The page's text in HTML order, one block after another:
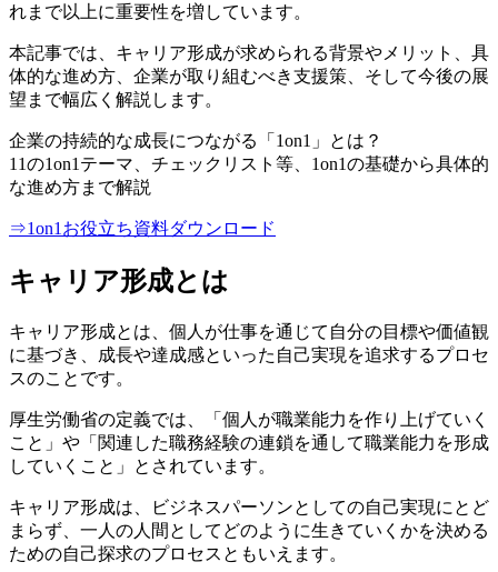
れまで以上に重要性を増しています。
本記事では、キャリア形成が求められる背景やメリット、具
体的な進め方、企業が取り組むべき支援策、そして今後の展
望まで幅広く解説します。
企業の持続的な成長につながる「1on1」とは？
11の1on1テーマ、チェックリスト等、1on1の基礎から具体的
な進め方まで解説
⇒1on1お役立ち資料ダウンロード
キャリア形成とは
キャリア形成とは、個人が仕事を通じて自分の目標や価値観
に基づき、成長や達成感といった自己実現を追求するプロセ
スのことです。
厚生労働省の定義では、「個人が職業能力を作り上げていく
こと」や「関連した職務経験の連鎖を通して職業能力を形成
していくこと」とされています。
キャリア形成は、ビジネスパーソンとしての自己実現にとど
まらず、一人の人間としてどのように生きていくかを決める
ための自己探求のプロセスともいえます。